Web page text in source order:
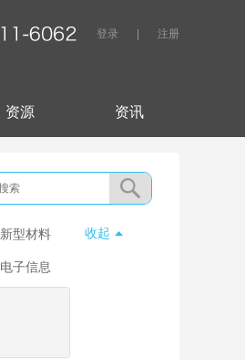
登录 注册
资源 资讯
收起
新型材料
电子信息